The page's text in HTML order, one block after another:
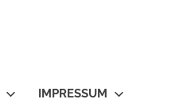
IMPRESSUM